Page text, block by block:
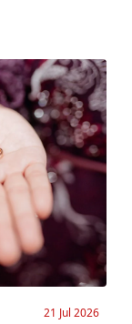
21 Jul 2026